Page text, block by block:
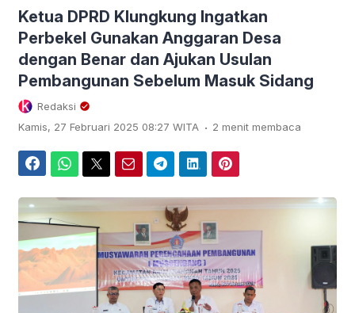
Ketua DPRD Klungkung Ingatkan
Perbekel Gunakan Anggaran Desa
dengan Benar dan Ajukan Usulan
Pembangunan Sebelum Masuk Sidang
Redaksi
Kamis, 27 Februari 2025 08:27 WITA . 2 menit membaca